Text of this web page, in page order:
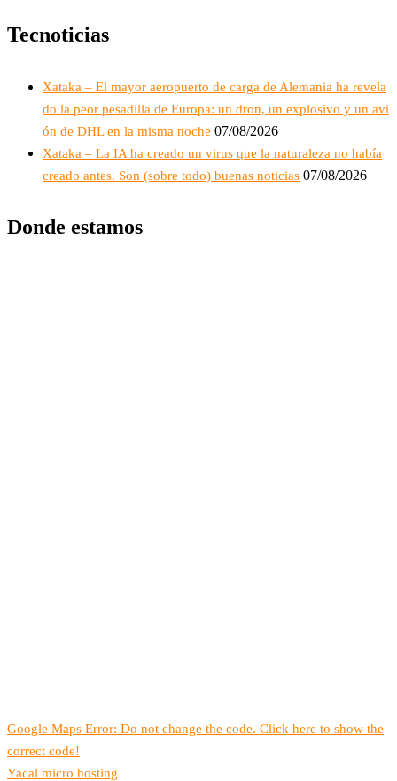
Tecnoticias
Xataka – El mayor aeropuerto de carga de Alemania ha revela
do la peor pesadilla de Europa: un dron, un explosivo y un avi
ón de DHL en la misma noche 07/08/2026
Xataka – La IA ha creado un virus que la naturaleza no había
creado antes. Son (sobre todo) buenas noticias 07/08/2026
Donde estamos
Google Maps Error: Do not change the code. Click here to show the
correct code!
Yacal micro hosting